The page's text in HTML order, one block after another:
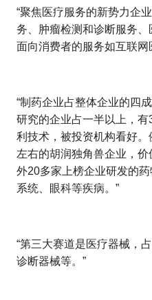
“聚焦医疗服务的新势力企
务、肿瘤检测和诊断服务
面向消费者的服务如互联网
“制药企业占整体企业的四
研究的企业占一半以上，
利技术，被投资机构看好
左右的胡润独角兽企业，
外20多家上榜企业研发的
系统、眼科等疾病。”
“第三大赛道是医疗器械，
诊断器械等。”